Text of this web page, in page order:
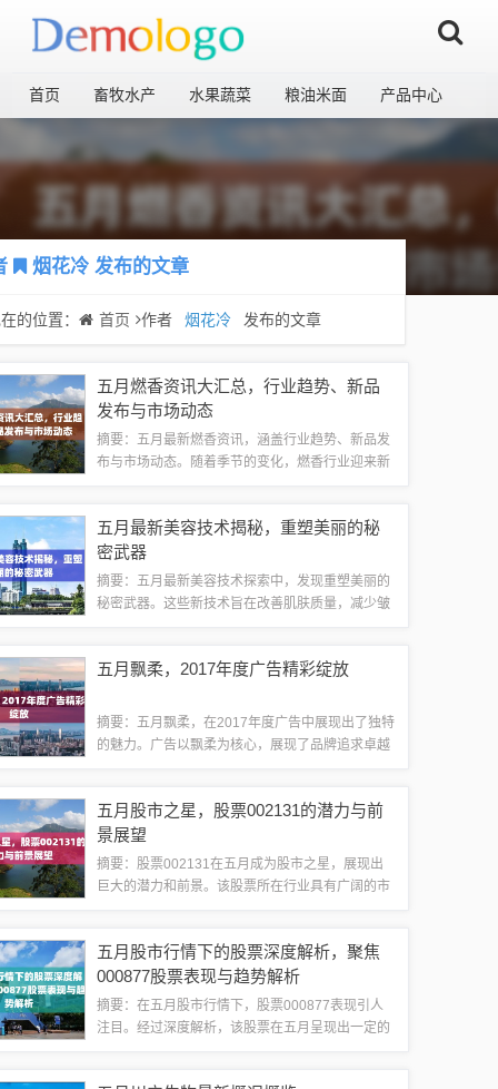
首页 畜牧水产 水果蔬菜 粮油米面 产品中心
烟花冷发布的文章
的位置： 首页 作者 烟花冷 发布的文章
五月燃香资讯大汇总，行业趋势、新品
发布与市场动态
摘要：五月最新燃香资讯，涵盖行业趋势、新品发
布与市场动态。随着季节的变化，燃香行业迎来新
每一位燃香爱好者的必备之选。行业趋势1、...
五月最新美容技术揭秘，重塑美丽的秘
密武器
摘要：五月最新美容技术探索中，发现重塑美丽的
秘密武器。这些新技术旨在改善肌肤质量，减少皱
肤，恢复自信并展现自己的最佳状态。这些新技...
五月飘柔，2017年度广告精彩绽放
摘要：五月飘柔，在2017年度广告中展现出了独特
的魅力。广告以飘柔为核心，展现了品牌追求卓越
牌的核心价值。这段广告不仅展现了产品...
五月股市之星，股票002131的潜力与前
景展望
摘要：股票002131在五月成为股市之星，展现出
巨大的潜力和前景。该股票所在行业具有广阔的市
速增长和公司战略的持续实施，股票00...
五月股市行情下的股票深度解析，聚焦
000877股票表现与趋势解析
摘要：在五月股市行情下，股票000877表现引人
注目。经过深度解析，该股票在五月呈现出一定的